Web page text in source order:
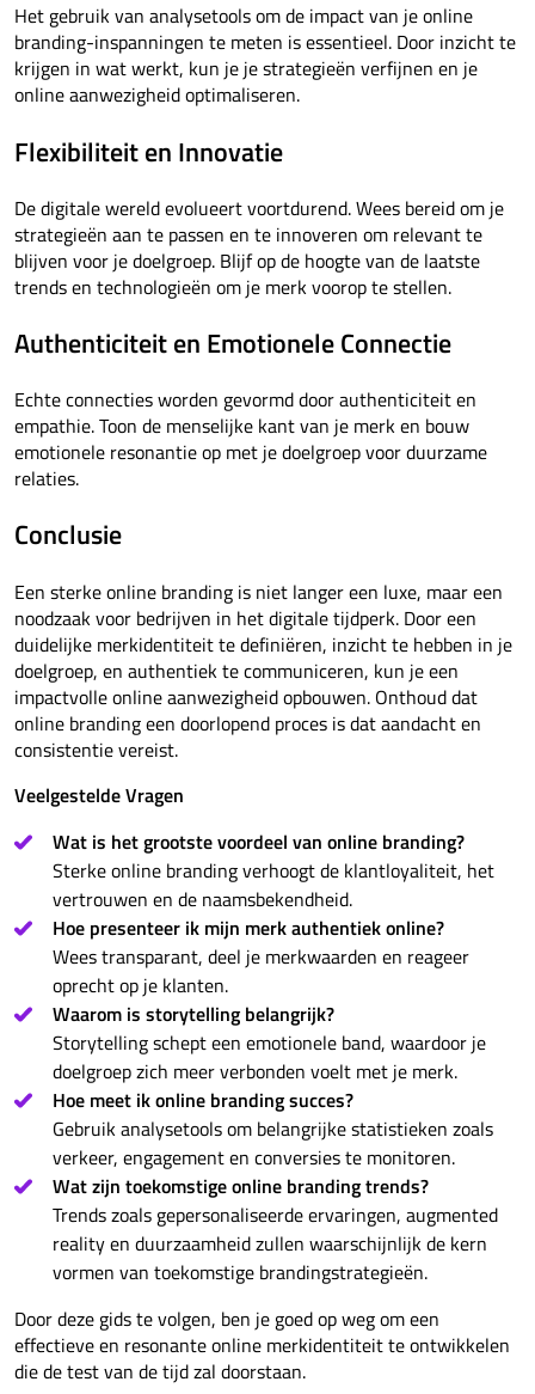
Het gebruik van analysetools om de impact van je online
branding-inspanningen te meten is essentieel. Door inzicht te
krijgen in wat werkt, kun je je strategieën verfijnen en je
online aanwezigheid optimaliseren.
Flexibiliteit en Innovatie
De digitale wereld evolueert voortdurend. Wees bereid om je
strategieën aan te passen en te innoveren om relevant te
blijven voor je doelgroep. Blijf op de hoogte van de laatste
trends en technologieën om je merk voorop te stellen.
Authenticiteit en Emotionele Connectie
Echte connecties worden gevormd door authenticiteit en
empathie. Toon de menselijke kant van je merk en bouw
emotionele resonantie op met je doelgroep voor duurzame
relaties.
Conclusie
Een sterke online branding is niet langer een luxe, maar een
noodzaak voor bedrijven in het digitale tijdperk. Door een
duidelijke merkidentiteit te definiëren, inzicht te hebben in je
doelgroep, en authentiek te communiceren, kun je een
impactvolle online aanwezigheid opbouwen. Onthoud dat
online branding een doorlopend proces is dat aandacht en
consistentie vereist.
Veelgestelde Vragen
Wat is het grootste voordeel van online branding?
Sterke online branding verhoogt de klantloyaliteit, het
vertrouwen en de naamsbekendheid.
Hoe presenteer ik mijn merk authentiek online?
Wees transparant, deel je merkwaarden en reageer
oprecht op je klanten.
Waarom is storytelling belangrijk?
Storytelling schept een emotionele band, waardoor je
doelgroep zich meer verbonden voelt met je merk.
Hoe meet ik online branding succes?
Gebruik analysetools om belangrijke statistieken zoals
verkeer, engagement en conversies te monitoren.
Wat zijn toekomstige online branding trends?
Trends zoals gepersonaliseerde ervaringen, augmented
reality en duurzaamheid zullen waarschijnlijk de kern
vormen van toekomstige brandingstrategieën.
Door deze gids te volgen, ben je goed op weg om een
effectieve en resonante online merkidentiteit te ontwikkelen
die de test van de tijd zal doorstaan.